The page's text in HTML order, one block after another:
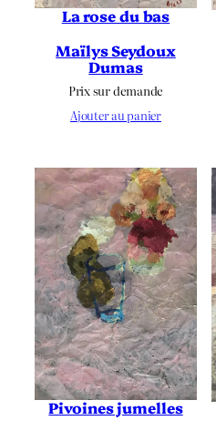
La rose du bas
Maïlys Seydoux
Dumas
Prix sur demande
Ajouter au panier
Pivoines jumelles